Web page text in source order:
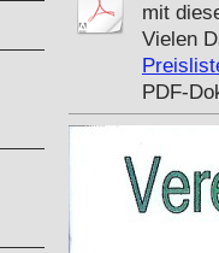
mit
Vielen
PDF-